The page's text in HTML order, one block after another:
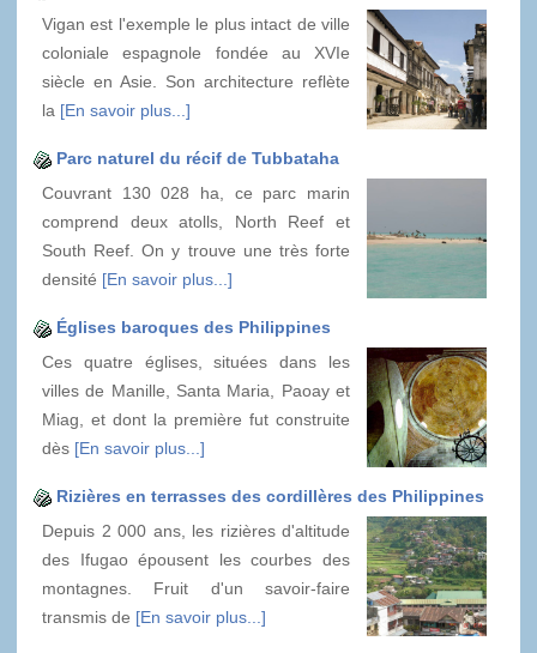
Vigan est l'exemple le plus intact de ville
coloniale espagnole fondée au XVIe
siècle en Asie. Son architecture reflète
la [En savoir plus...]
Parc naturel du récif de Tubbataha
Couvrant 130 028 ha, ce parc marin
comprend deux atolls, North Reef et
South Reef. On y trouve une très forte
densité [En savoir plus...]
Églises baroques des Philippines
Ces quatre églises, situées dans les
villes de Manille, Santa Maria, Paoay et
Miag, et dont la première fut construite
dès [En savoir plus...]
Rizières en terrasses des cordillères des Philippines
Depuis 2 000 ans, les rizières d'altitude
des Ifugao épousent les courbes des
montagnes. Fruit d'un savoir-faire
transmis de [En savoir plus...]